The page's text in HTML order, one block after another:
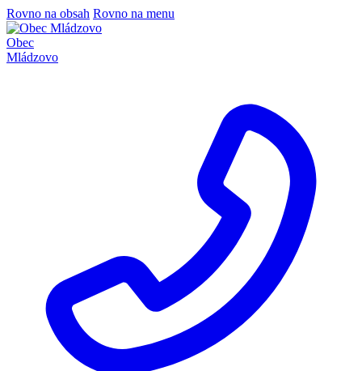
Rovno na obsah Rovno na menu
Obec
Mládzovo